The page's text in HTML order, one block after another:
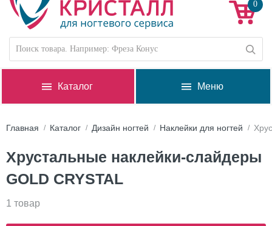
0
Каталог Меню
Главная Каталог Дизайн ногтей Наклейки для ногтей
Хрустальные наклейки-слайдеры
GOLD CRYSTAL
1 товар